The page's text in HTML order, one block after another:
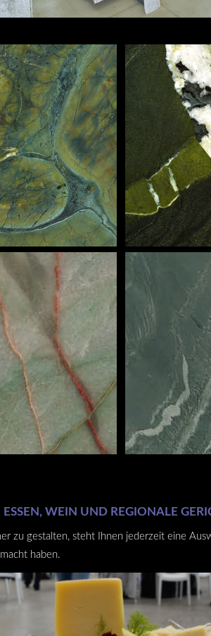
ESSEN, WEIN UND REGIONALE
zu gestalten, steht Ihnen jederzeit eine
haben.